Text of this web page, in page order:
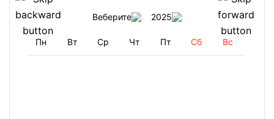
Веберите 2025
Пн Вт Ср Чт Пт Сб Вс